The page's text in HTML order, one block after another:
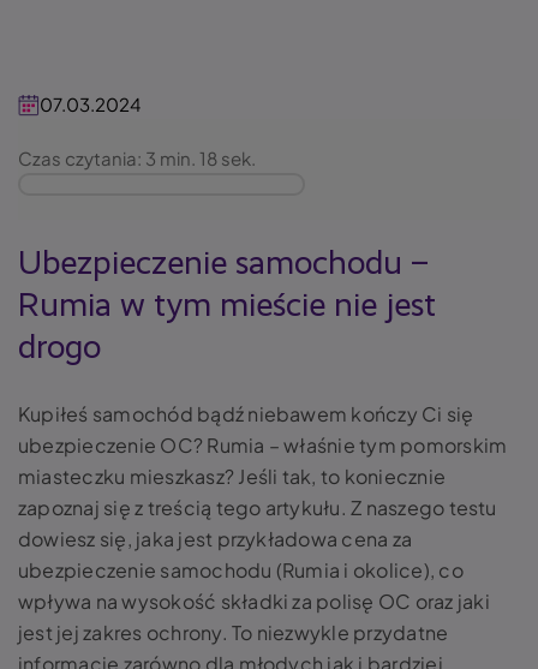
07.03.2024
Czas czytania: 3 min. 18 sek.
Ubezpieczenie samochodu –
Rumia w tym mieście nie jest
drogo
Kupiłeś samochód bądź niebawem kończy Ci się
ubezpieczenie OC? Rumia – właśnie tym pomorskim
miasteczku mieszkasz? Jeśli tak, to koniecznie
zapoznaj się z treścią tego artykułu. Z naszego testu
dowiesz się, jaka jest przykładowa cena za
ubezpieczenie samochodu (Rumia i okolice), co
wpływa na wysokość składki za polisę OC oraz jaki
jest jej zakres ochrony. To niezwykle przydatne
informacje zarówno dla młodych jak i bardziej